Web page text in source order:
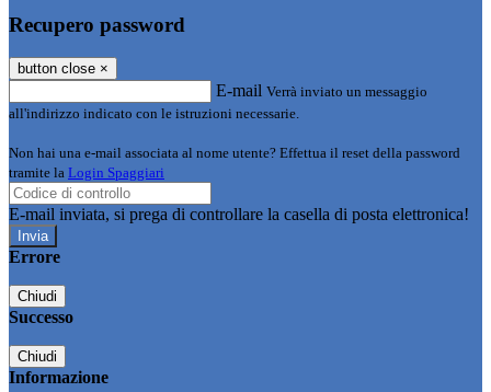
Recupero password
button close ×
E-mail Verrà inviato un messaggio
all'indirizzo indicato con le istruzioni necessarie.
Non hai una e-mail associata al nome utente? Effettua il reset della password
tramite la Login Spaggiari
E-mail inviata, si prega di controllare la casella di posta elettronica!
Errore
Chiudi
Successo
Chiudi
Informazione